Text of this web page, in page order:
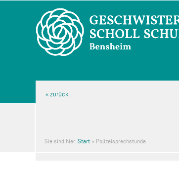
Sie sind hier: Start » Polizeisprechstunde